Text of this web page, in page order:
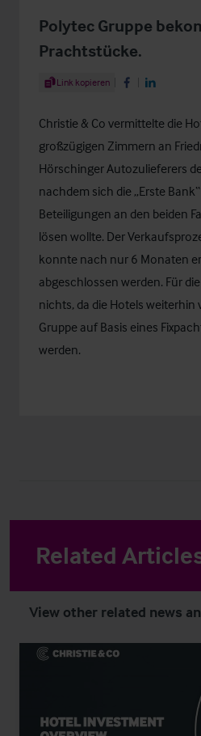
Polytec Gruppe
Prachtstücke.
Share Article
Link kopieren Share on Facebook
Share on
Christie & Co vermittelte die
großzügigen Zimmern an
Hörschinger Autozulieferers
nachdem sich die „Erste
Beteiligungen an den beiden
lösen wollte. Der
konnte nach nur 6 Monaten
abgeschlossen werden. Für
nichts, da die Hotels weiterhin
Gruppe auf Basis eines
werden.
Related
View other related news